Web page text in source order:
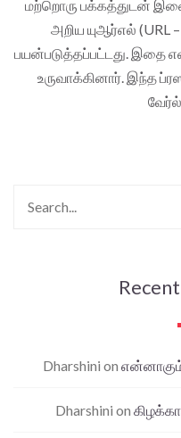
மற்றொரு பக்கத்துடன்
அறிய யுஆர்எல் (URL
பயன்படுத்தப்பட்டது. இதை
உருவாக்கினார். இந்த
Dharshini on என்னாகும்
Dharshini on